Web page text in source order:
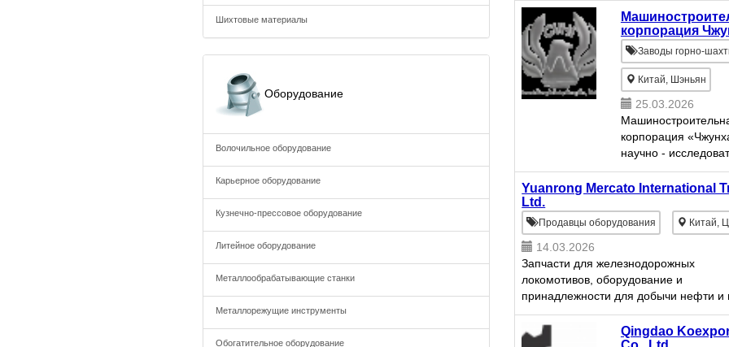
Шихтовые материалы
Оборудование
Волочильное оборудование
Карьерное оборудование
Кузнечно-прессовое оборудование
Литейное оборудование
Металлообрабатывающие станки
Металлорежущие инструменты
Обогатительное оборудование
более 300 человек.
Является
корпорация
Заводы горно-
Китай, Шэньян
25.03.2026
корпорация
научно -
конструкторское и
профессиональное
производству
горнодобывающего
производство
Yuanrong Mercato International
Ltd.
Продавцы оборудования Китай,
14.03.2026
Запчасти для железнодорожных
локомотивов, оборудование и
принадлежности для добычи нефти и
также для металлургии.Изготовление
нестандартных деталей
Qingdao